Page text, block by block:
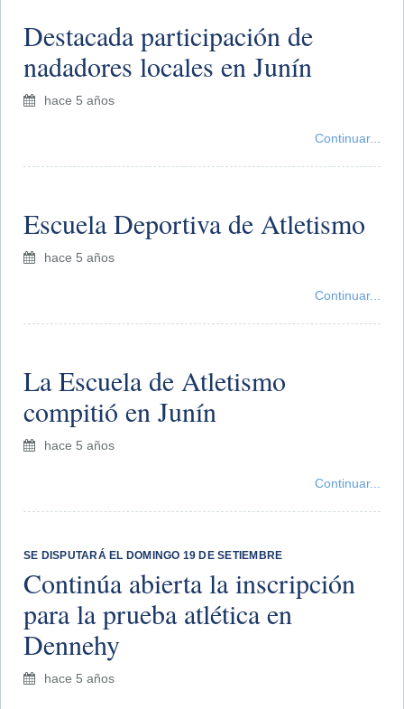
​Destacada participación de
nadadores locales en Junín
hace 5 años
Continuar...
​Escuela Deportiva de Atletismo
hace 5 años
Continuar...
​La Escuela de Atletismo
compitió en Junín
hace 5 años
Continuar...
SE DISPUTARÁ EL DOMINGO 19 DE SETIEMBRE
Continúa abierta la inscripción
para la prueba atlética en
Dennehy
hace 5 años